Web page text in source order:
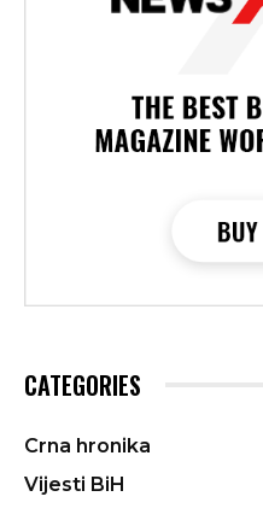
CATEGORIES
Crna hronika
Vijesti BiH